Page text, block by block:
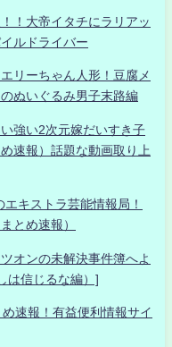
！大帝イタチにラリアッ
ルドライバー
リーちゃん人形！豆腐メ
ぬいぐるみ男子末路編
強い2次元嫁だいすき子
速報）話題な動画取り上
キストラ芸能情報局！
とめ速報）
オンの未解決事件簿へよ
は信じるな編）]
速報！有益便利情報サイ